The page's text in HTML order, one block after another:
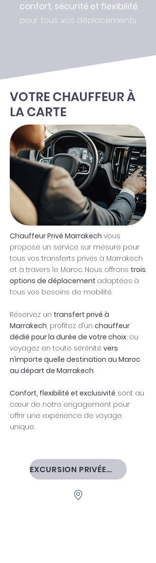
confort, sécurité et flexibilité
pour tous vos déplacements.
VOTRE CHAUFFEUR À
LA CARTE
Chauffeur Privé Marrakech vous
propose un service sur mesure pour
tous vos transferts privés à Marrakech
et à travers le Maroc. Nous offrons trois
options de déplacement adaptées à
tous vos besoins de mobilité.
Réservez un transfert privé à
Marrakech, profitez d’un chauffeur
dédié pour la durée de votre choix, ou
voyagez en toute sérénité vers
n’importe quelle destination au Maroc
au départ de Marrakech.
Confort, flexibilité et exclusivité sont au
cœur de notre engagement pour
offrir une expérience de voyage
unique.
EXCURSION PRIVÉE AU MAROC